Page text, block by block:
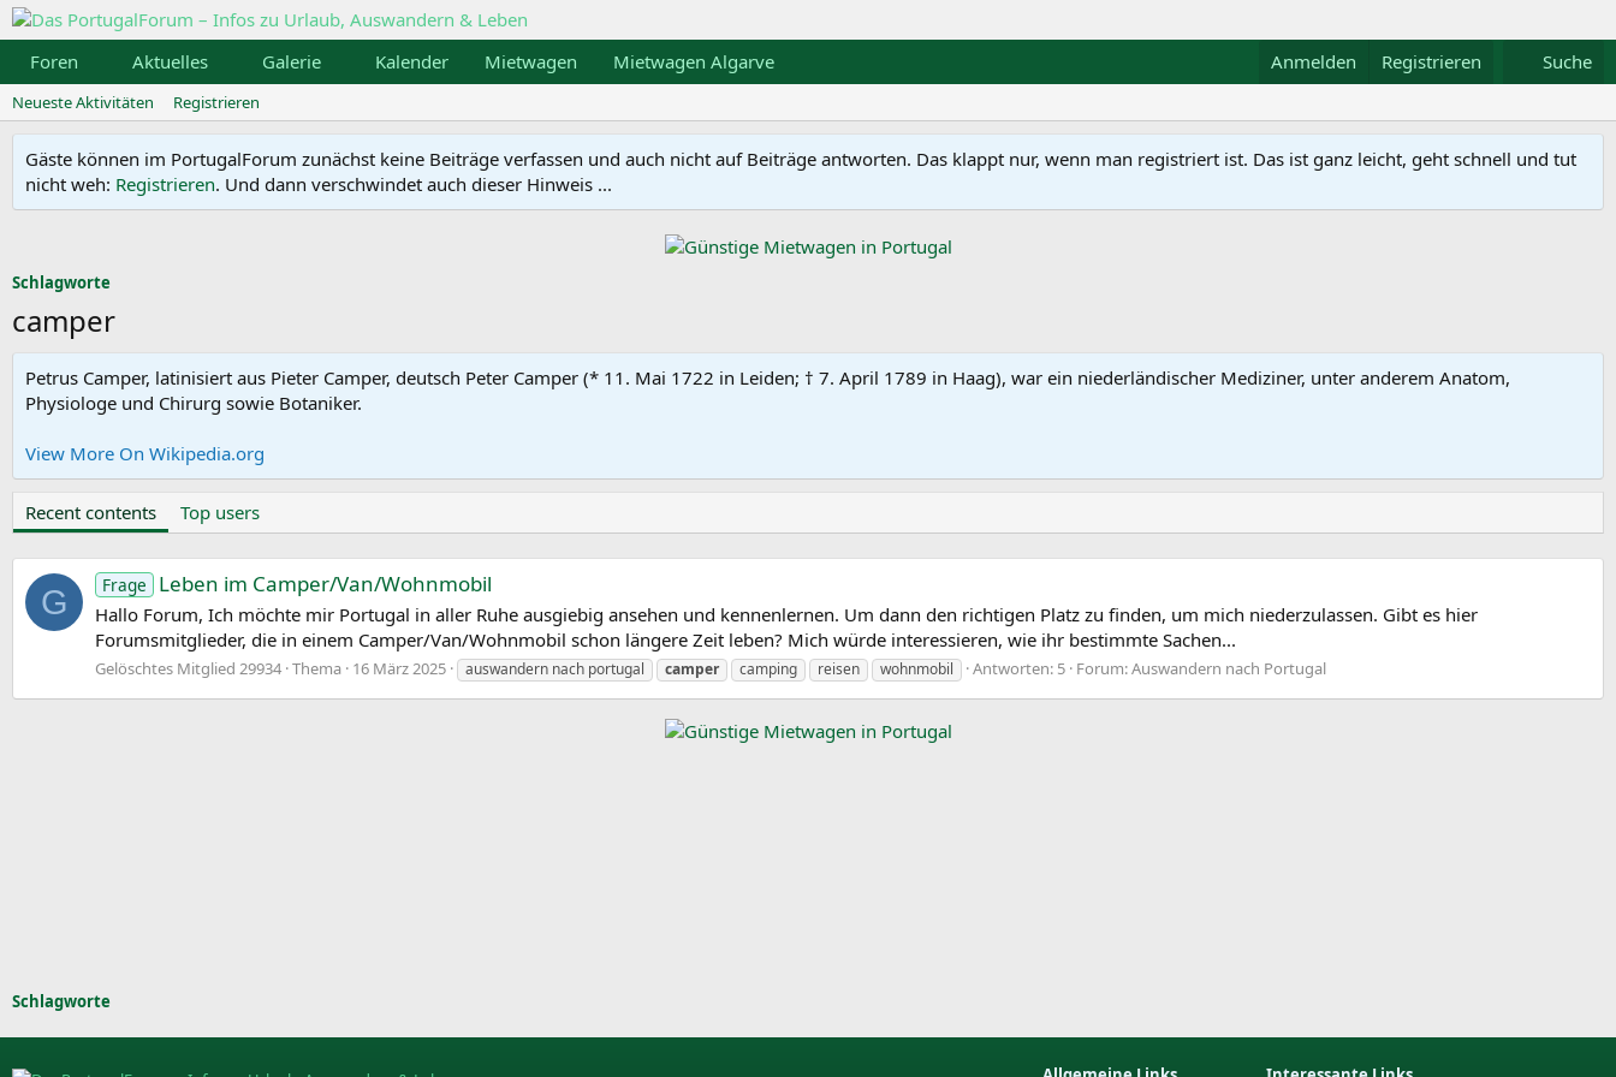
Foren Aktuelles Galerie Kalender Mietwagen Mietwagen Algarve Anmelden Registrieren Suche
Neueste Aktivitäten Registrieren
Gäste können im PortugalForum zunächst keine Beiträge verfassen und auch nicht auf Beiträge antworten. Das klappt nur, wenn man registriert ist. Das ist ganz leicht, geht schnell und tut
nicht weh: Registrieren. Und dann verschwindet auch dieser Hinweis ...
Schlagworte
camper
Petrus Camper, latinisiert aus Pieter Camper, deutsch Peter Camper (* 11. Mai 1722 in Leiden; † 7. April 1789 in Haag), war ein niederländischer Mediziner, unter anderem Anatom,
Physiologe und Chirurg sowie Botaniker.
View More On Wikipedia.org
Recent contents Top users
G Frage Leben im Camper/Van/Wohnmobil
Hallo Forum, Ich möchte mir Portugal in aller Ruhe ausgiebig ansehen und kennenlernen. Um dann den richtigen Platz zu finden, um mich niederzulassen. Gibt es hier
Forumsmitglieder, die in einem Camper/Van/Wohnmobil schon längere Zeit leben? Mich würde interessieren, wie ihr bestimmte Sachen...
Gelöschtes Mitglied 29934 Thema 16 März 2025 auswandern nach portugal camper camping reisen wohnmobil Antworten: 5 Forum:Auswandern nach Portugal
Schlagworte